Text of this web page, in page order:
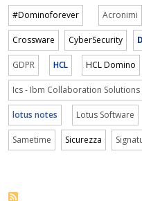
#Dominoforever Acronimi
Crossware CyberSecurity
GDPR HCL HCL Domino
Ics - Ibm Collaboration Solutions
lotus notes Lotus Software
Sametime Sicurezza